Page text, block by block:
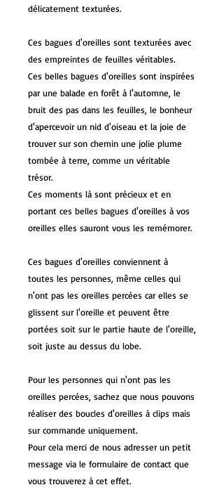
délicatement texturées.
Ces bagues d'oreilles sont texturées avec
des empreintes de feuilles véritables.
Ces belles bagues d'oreilles sont inspirées
par une balade en forêt à l'automne, le
bruit des pas dans les feuilles, le bonheur
d'apercevoir un nid d'oiseau et la joie de
trouver sur son chemin une jolie plume
tombée à terre, comme un véritable
trésor.
Ces moments là sont précieux et en
portant ces belles bagues d'oreilles à vos
oreilles elles sauront vous les remémorer.
Ces bagues d'oreilles conviennent à
toutes les personnes, même celles qui
n'ont pas les oreilles percées car elles se
glissent sur l'oreille et peuvent être
portées soit sur le partie haute de l'oreille,
soit juste au dessus du lobe.
Pour les personnes qui n'ont pas les
oreilles percées, sachez que nous pouvons
réaliser des boucles d'oreilles à clips mais
sur commande uniquement.
Pour cela merci de nous adresser un petit
message via le formulaire de contact que
vous trouverez à cet effet.